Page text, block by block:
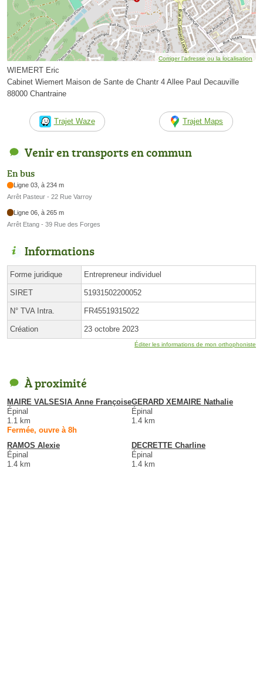
Corriger l’adresse ou la localisation
WIEMERT Eric
Cabinet Wiemert Maison de Sante de Chantr 4 Allee Paul Decauville
88000 Chantraine
Trajet Waze Trajet Maps
Venir en transports en commun
En bus
Ligne 03, à 234 m
Arrêt Pasteur - 22 Rue Varroy
Ligne 06, à 265 m
Arrêt Etang - 39 Rue des Forges
Informations
Forme juridique Entrepreneur individuel
SIRET 51931502200052
N° TVA Intra. FR45519315022
Création 23 octobre 2023
Éditer les informations de mon orthophoniste
À proximité
MAIRE VALSESIA Anne Françoise
Épinal
1.1 km
Fermée, ouvre à 8h
GERARD XEMAIRE Nathalie
Épinal
1.4 km
RAMOS Alexie
Épinal
1.4 km
DECRETTE Charline
Épinal
1.4 km